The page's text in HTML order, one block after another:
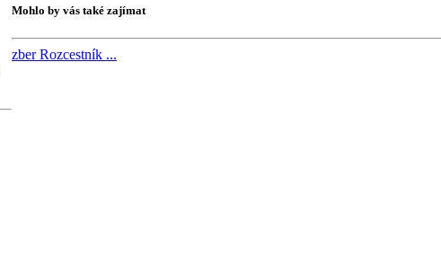
Mohlo by vás také zajímat
zberRozcestník ...